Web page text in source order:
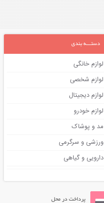
دستـــه بندی
لوازم خانگی
لوازم شخصی
لوازم دیجیتال
لوازم خودرو
مد و پوشاک
ورزشی و سرگرمی
دارویی و گیاهی
پرداخت در محل